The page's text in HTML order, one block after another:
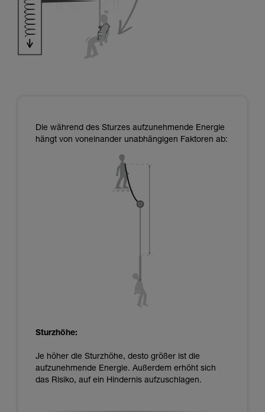
Die während des Sturzes aufzunehmende Energie
hängt von voneinander unabhängigen Faktoren ab:
Sturzhöhe:
Je höher die Sturzhöhe, desto größer ist die
aufzunehmende Energie. Außerdem erhöht sich
das Risiko, auf ein Hindernis aufzuschlagen.